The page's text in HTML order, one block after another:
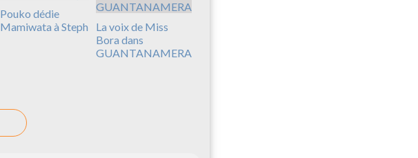
Pouko dédie
Mamiwata à Steph
La voix de Miss
Bora dans
GUANTANAMERA